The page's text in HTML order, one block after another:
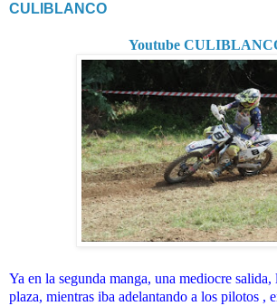
CULIBLANCO
Youtube
Ya en la segunda manga, una mediocre salida,
plaza, mientras iba adelantando a los pilotos ,